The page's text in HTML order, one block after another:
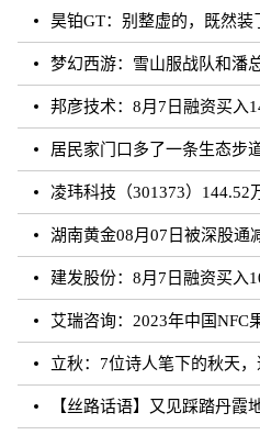
昊铂GT：别整虚的，既然装
梦幻西游：雪山服战队和潘总团队狂
邦彦技术：8月7日融资买入142.5万
居民家门口多了一条生态步
凌玮科技（301373）144.52万股限售股将
湖南黄金08月07日被深股通
建发股份：8月7日融资买入
艾瑞咨询：2023年中国NFC果汁
立秋：7位诗人笔下的秋天
【丝路话语】又见踩踏丹霞